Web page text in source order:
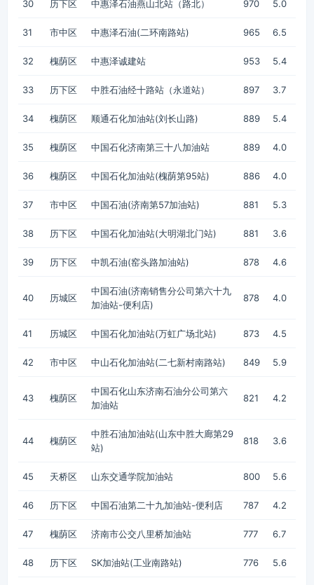
30 历下区 中惠泽石油燕山北站（路北） 970 5.0
31 市中区 中惠泽石油(二环南路站) 965 6.5
32 槐荫区 中惠泽诚建站 953 5.4
33 历下区 中胜石油经十路站（永道站） 897 3.7
34 槐荫区 顺通石化加油站(刘长山路) 889 5.4
35 槐荫区 中国石化济南第三十八加油站 889 4.0
36 槐荫区 中国石化加油站(槐荫第95站) 886 4.0
37 市中区 中国石油(济南第57加油站) 881 5.3
38 历下区 中国石化加油站(大明湖北门站) 881 3.6
39 历下区 中凯石油(窑头路加油站) 878 4.6
40 历城区
中国石油(济南销售分公司第六十九
加油站-便利店)
878 4.0
41 历城区 中国石化加油站(万虹广场北站) 873 4.5
42 市中区 中山石化加油站(二七新村南路站) 849 5.9
43 槐荫区
中国石化山东济南石油分公司第六
加油站
821 4.2
44 槐荫区
中胜石油加油站(山东中胜大廊第29
站)
818 3.6
45 天桥区 山东交通学院加油站 800 5.6
46 历下区 中国石油第二十九加油站-便利店 787 4.2
47 槐荫区 济南市公交八里桥加油站 777 6.7
48 历下区 SK加油站(工业南路站) 776 5.6